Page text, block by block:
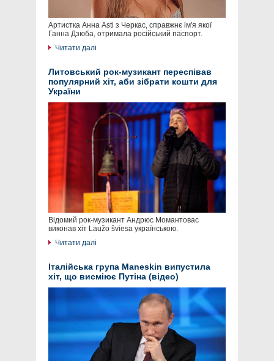
Артистка Анна Asti з Черкас, справжнє ім'я якої
Ганна Дзюба, отримала російський паспорт.
Читати далі
Литовський рок-музикант переспівав
популярний хіт, аби зібрати кошти для
України
Відомий рок-музикант Андрюс Момантовас
виконав хіт Laužo šviesa українською.
Читати далі
Італійська група Maneskin випустила
хіт, що висміює Путіна (відео)